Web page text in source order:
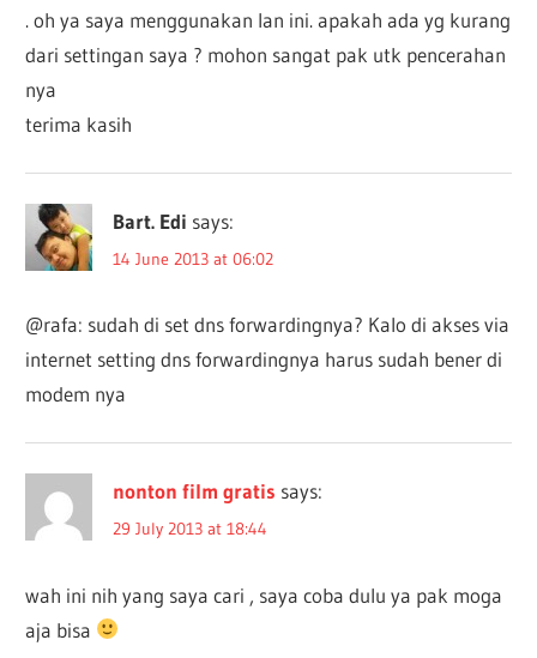
. oh ya saya menggunakan lan ini. apakah ada yg kurang
dari settingan saya ? mohon sangat pak utk pencerahan
nya
terima kasih
Bart. Edi says:
14 June 2013 at 06:02
@rafa: sudah di set dns forwardingnya? Kalo di akses via
internet setting dns forwardingnya harus sudah bener di
modem nya
nonton film gratis says:
29 July 2013 at 18:44
wah ini nih yang saya cari , saya coba dulu ya pak moga
aja bisa